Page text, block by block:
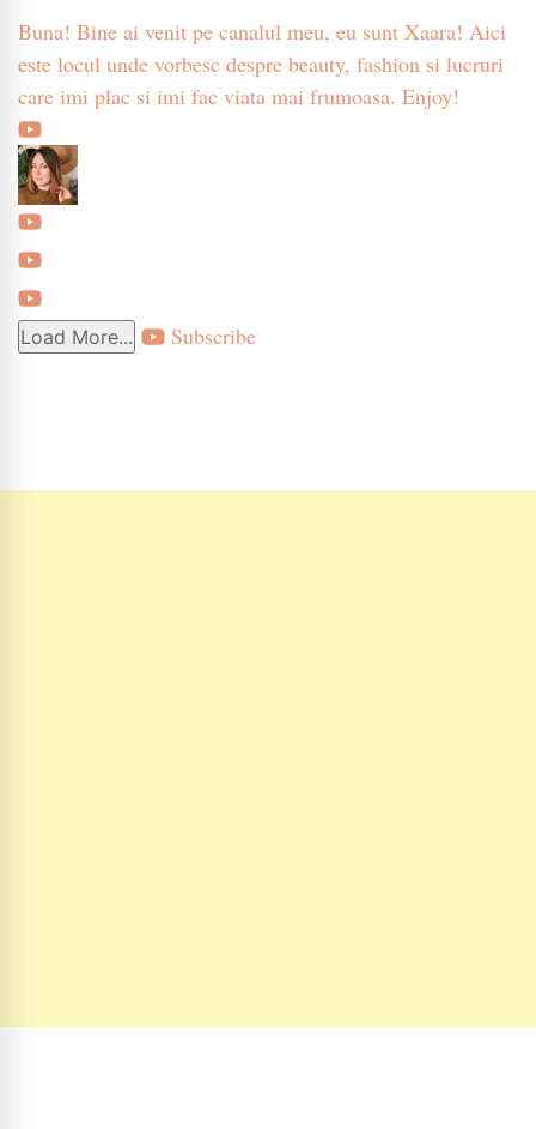
Buna! Bine ai venit pe canalul meu, eu sunt Xaara! Aici
este locul unde vorbesc despre beauty, fashion si lucruri
care imi plac si imi fac viata mai frumoasa. Enjoy!
Load More... Subscribe